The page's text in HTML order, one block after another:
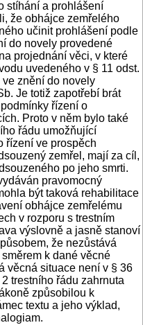
stíhání a prohlášení
že obhájce zemřelého
učinit prohlášení podle
do novely provedené
projednání věci, v které
uvedeného v § 11 odst.
ve znění do novely
Je totiž zapotřebí brát
řízení o
Proto v něm bylo také
řádu umožňující
řízení ve prospěch
zemřel, mají za cíl,
po jeho smrti.
pravomocný
být taková rehabilitace
obhájce zemřelému
v rozporu s trestním
výslovně a jasně stanoví
že nezůstává
k dané věcné
věcná situace není v § 36
trestního řádu zahrnuta
způsobilou k
textu a jeho výklad,